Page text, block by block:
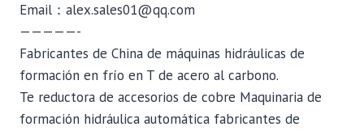
Email：alex.sales01@qq.com
—————-
Fabricantes de China de máquinas hidráulicas de
formación en frío en T de acero al carbono.
Te reductora de accesorios de cobre Maquinaria de
formación hidráulica automática fabricantes de